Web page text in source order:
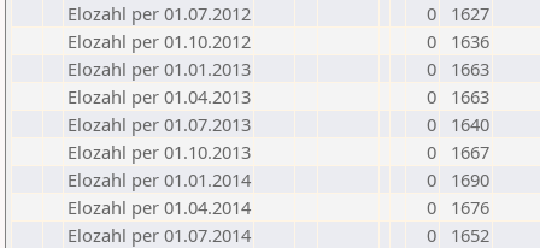
Elozahl per 01.07.2012
0
1627
Elozahl per 01.10.2012
0
1636
Elozahl per 01.01.2013
0
1663
Elozahl per 01.04.2013
0
1663
Elozahl per 01.07.2013
0
1640
Elozahl per 01.10.2013
0
1667
Elozahl per 01.01.2014
0
1690
Elozahl per 01.04.2014
0
1676
Elozahl per 01.07.2014
0
1652